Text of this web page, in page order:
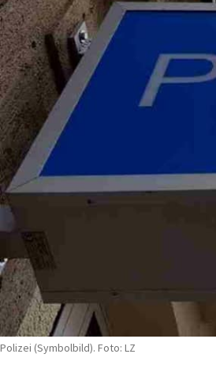
Polizei (Symbolbild). Foto: LZ